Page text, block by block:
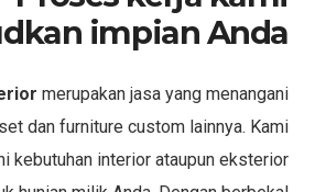
impian Anda
merupakan jasa yang menangani
dan furniture custom lainnya. Kami
kebutuhan interior ataupun eksterior